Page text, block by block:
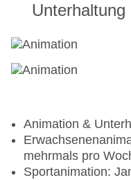
Unterhaltung
Animation &
mehrmals pro
Sportanimation: